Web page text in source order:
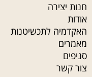
חנות יצירה
אודות
האקדמיה לתכשיטנות
מאמרים
סניפים
צור קשר